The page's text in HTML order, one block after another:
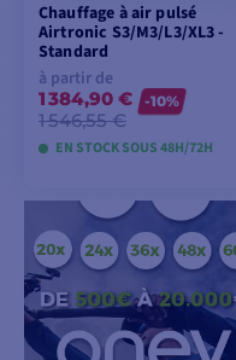
Chauffage à air pulsé
Airtronic S3/M3/L3/XL3 -
Standard
à partir de
1 384,90 €
1 546,55 €
-10%
EN STOCK SOUS 48H/72H
VOIR LES MODÈLES